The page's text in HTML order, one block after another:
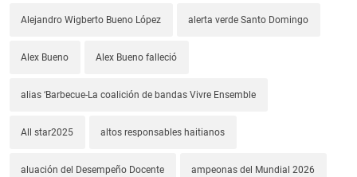
Alejandro Wigberto Bueno López alerta verde Santo Domingo
Alex Bueno Alex Bueno falleció
alias ‘Barbecue-La coalición de bandas Vivre Ensemble
All star2025 altos responsables haitianos
aluación del Desempeño Docente ampeonas del Mundial 2026